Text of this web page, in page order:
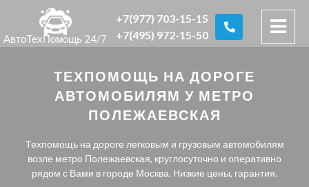
АвтоТехПомощь 24/7
+7(977) 703-15-15
+7(495) 972-15-50
ТЕХПОМОЩЬ НА ДОРОГЕ
АВТОМОБИЛЯМ У МЕТРО
ПОЛЕЖАЕВСКАЯ
Техпомощь на дороге легковым и грузовым автомобилям
возле метро Полежаевская, круглосуточно и оперативно
рядом с Вами в городе Москва. Низкие цены, гарантия.